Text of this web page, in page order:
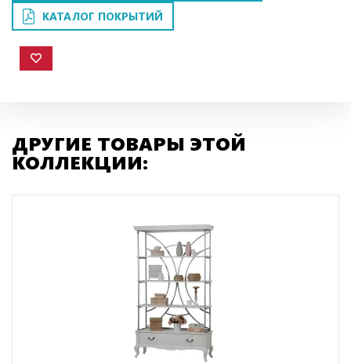
КАТАЛОГ ПОКРЫТИЙ
ДРУГИЕ ТОВАРЫ ЭТОЙ
КОЛЛЕКЦИИ: